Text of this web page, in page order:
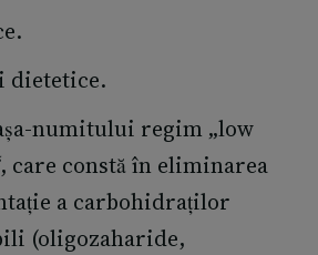
dietetice.
numitului regim „low
care constă în eliminarea
a carbohidraților
(oligozaharide,